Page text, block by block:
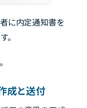
に内定通知書を
。
成と送付